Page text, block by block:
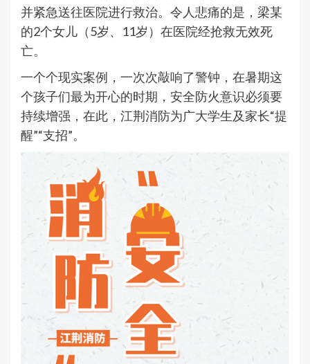
并紧急送往医院进行救治。令人悲痛的是，梁某
的2个女儿（5岁、11岁）在医院经抢救无效死
亡。
一个个现实案例，一次次敲响了警钟，在暑期这
个孩子们最为开心的时期，安全防火意识必须要
持续增强，在此，江荆消防为广大学生及家长“提
醒”“支招”。